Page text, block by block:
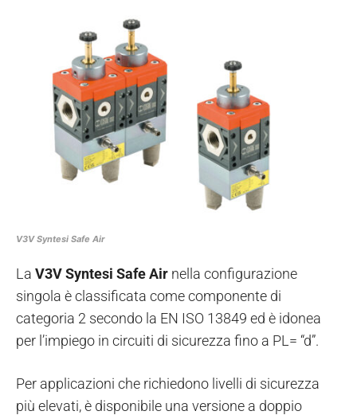
V3V Syntesi Safe Air
La V3V Syntesi Safe Air nella configurazione
singola è classificata come componente di
categoria 2 secondo la EN ISO 13849 ed è idonea
per l’impiego in circuiti di sicurezza fino a PL= “d”.
Per applicazioni che richiedono livelli di sicurezza
più elevati, è disponibile una versione a doppio